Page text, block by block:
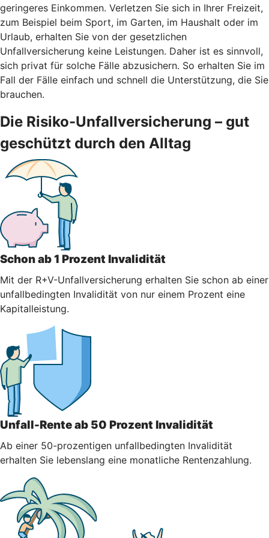
geringeres Einkommen. Verletzen Sie sich in Ihrer Freizeit,
zum Beispiel beim Sport, im Garten, im Haushalt oder im
Urlaub, erhalten Sie von der gesetzlichen
Unfallversicherung keine Leistungen. Daher ist es sinnvoll,
sich privat für solche Fälle abzusichern. So erhalten Sie im
Fall der Fälle einfach und schnell die Unterstützung, die Sie
brauchen.
Die Risiko-Unfallversicherung – gut
geschützt durch den Alltag
Schon ab 1 Prozent Invalidität
Mit der R+V-Unfallversicherung erhalten Sie schon ab einer
unfallbedingten Invalidität von nur einem Prozent eine
Kapitalleistung.
Unfall-Rente ab 50 Prozent Invalidität
Ab einer 50-prozentigen unfallbedingten Invalidität
erhalten Sie lebenslang eine monatliche Rentenzahlung.